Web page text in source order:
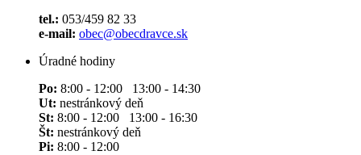
tel.: 053/459 82 33
e-mail: obec@obecdravce.sk
Úradné hodiny
Po: 8:00 - 12:00 13:00 - 14:30
Ut: nestránkový deň
St: 8:00 - 12:00 13:00 - 16:30
Št: nestránkový deň
Pi: 8:00 - 12:00